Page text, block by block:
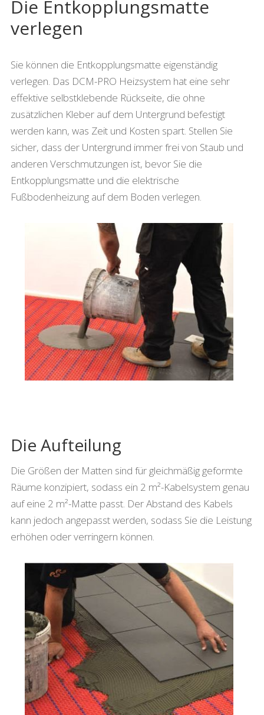
Die Entkopplungsmatte
verlegen
Sie können die Entkopplungsmatte eigenständig
verlegen. Das DCM-PRO Heizsystem hat eine sehr
effektive selbstklebende Rückseite, die ohne
zusätzlichen Kleber auf dem Untergrund befestigt
werden kann, was Zeit und Kosten spart. Stellen Sie
sicher, dass der Untergrund immer frei von Staub und
anderen Verschmutzungen ist, bevor Sie die
Entkopplungsmatte und die elektrische
Fußbodenheizung auf dem Boden verlegen.
Die Aufteilung
Die Größen der Matten sind für gleichmäßig geformte
Räume konzipiert, sodass ein 2 m²-Kabelsystem genau
auf eine 2 m²-Matte passt. Der Abstand des Kabels
kann jedoch angepasst werden, sodass Sie die Leistung
erhöhen oder verringern können.